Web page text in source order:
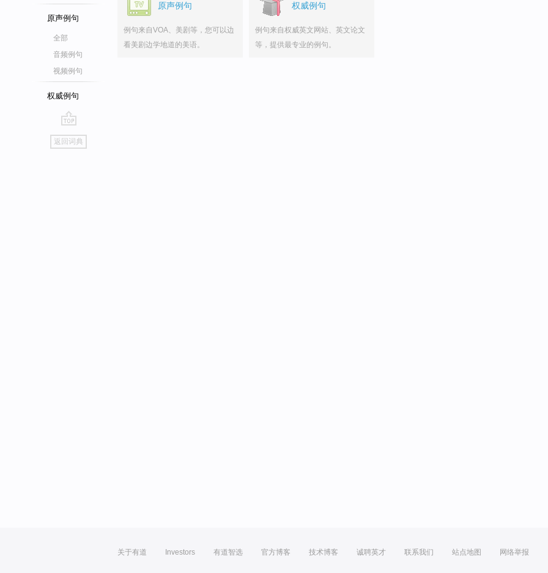
原声例句
全部
音频例句
视频例句
权威例句
go
top
返回词典
原声例句
例句来自VOA、美剧等，您可以边
看美剧边学地道的美语。
权威例句
例句来自权威英文网站、英文论文
等，提供最专业的例句。
关于有道 Investors 有道智选 官方博客 技术博客 诚聘英才 联系我们 站点地图 网络举报